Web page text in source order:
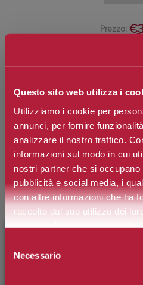
Questo sito web utilizza i
Utilizziamo i cookie per
annunci, per fornire
analizzare il nostro traffico.
informazioni sul modo in cui
nostri partner che si occupano
pubblicità e social media, i
con altre informazioni che ha
raccolto dal suo utilizzo dei
nostri cookie se continua ad
delNecessario
Prezzo:
Ottieni 2 punti Camilleri
Si tratta della prima
Spray Abbronzante Idratante